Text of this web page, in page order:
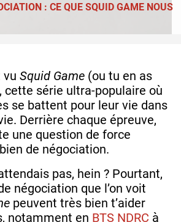
: CE QUE SQUID GAME NOUS
vu Squid Game (ou tu en as
cette série ultra-populaire où
se battent pour leur vie dans
Derrière chaque épreuve,
une question de force
de négociation.
pas, hein ? Pourtant,
négociation que l’on voit
peuvent très bien t’aider
notamment en BTS NDRC à